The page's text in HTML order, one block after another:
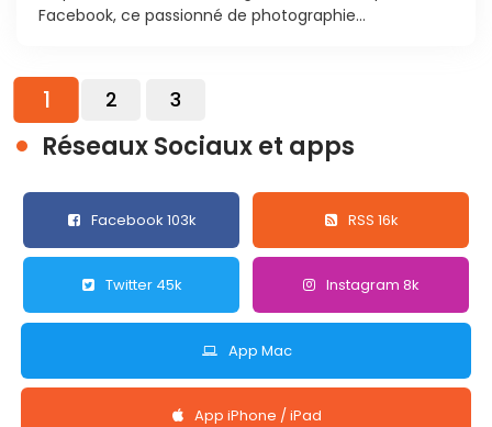
Facebook, ce passionné de photographie...
1 2 3
Réseaux Sociaux et apps
Facebook 103k RSS 16k
Twitter 45k Instagram 8k
App Mac
App iPhone / iPad